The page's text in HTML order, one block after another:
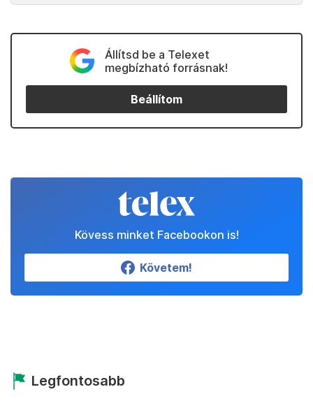
Állítsd be a Telexet
megbízható forrásnak!
Beállítom
Kövess minket Facebookon is!
Követem!
Legfontosabb